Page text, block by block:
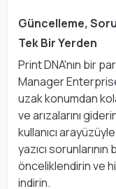
Güncelleme,
Tek Bir Yerden
Print DNA'nın bir
Manager Enterprise
uzak konumdan
ve arızalarını
kullanıcı
yazıcı
önceliklendirin ve
indirin.